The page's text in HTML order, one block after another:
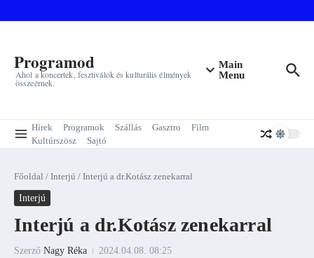
Programod
Ahol a koncertek, fesztiválok és kulturális élmények
összeérnek.
Main
Menu
Hírek Programok Szállás Gasztro
Film
Kultúrszösz
Sajtó
Főoldal / Interjú / Interjú a dr.Kotász zenekarral
Interjú
Interjú a dr.Kotász zenekarral
Szerző Nagy Réka 2024.04.08. 08:25